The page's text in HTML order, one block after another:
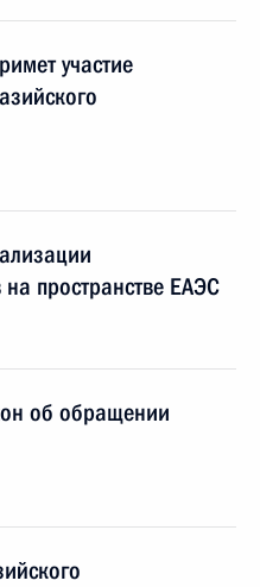
участие
пространстве ЕАЭС
об обращении